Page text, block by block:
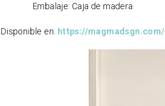
Embalaje: Caja de madera
Disponible en: https://magmadsgn.com/